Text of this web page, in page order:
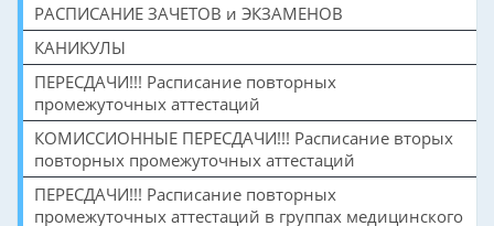
РАСПИСАНИЕ ЗАЧЕТОВ и ЭКЗАМЕНОВ
КАНИКУЛЫ
ПЕРЕСДАЧИ!!! Расписание повторных
промежуточных аттестаций
КОМИССИОННЫЕ ПЕРЕСДАЧИ!!! Расписание вторых
повторных промежуточных аттестаций
ПЕРЕСДАЧИ!!! Расписание повторных
промежуточных аттестаций в группах медицинского